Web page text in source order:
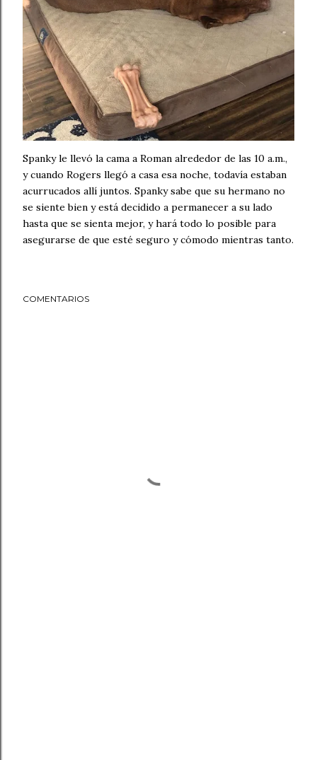
Spanky le llevó la cama a Roman alrededor de las 10 a.m.,
y cuando Rogers llegó a casa esa noche, todavía estaban
acurrucados allí juntos. Spanky sabe que su hermano no
se siente bien y está decidido a permanecer a su lado
hasta que se sienta mejor, y hará todo lo posible para
asegurarse de que esté seguro y cómodo mientras tanto.
COMENTARIOS